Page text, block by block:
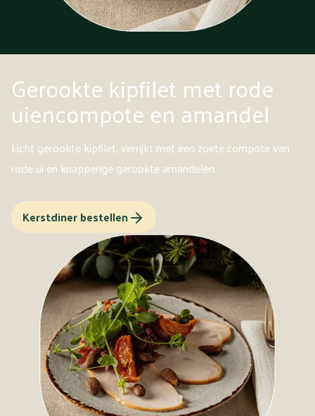
Gerookte kipfilet met rode
uiencompote en amandel
Licht gerookte kipfilet, verrijkt met een zoete compote van
rode ui en knapperige gerookte amandelen.
Kerstdiner bestellen